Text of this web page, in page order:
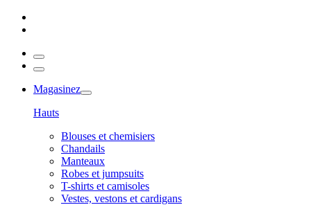
Magasinez
Hauts
Blouses et chemisiers
Chandails
Manteaux
Robes et jumpsuits
T-shirts et camisoles
Vestes, vestons et cardigans